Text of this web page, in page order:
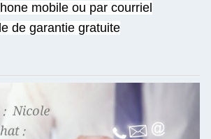
mobile ou par courriel
de garantie gratuite